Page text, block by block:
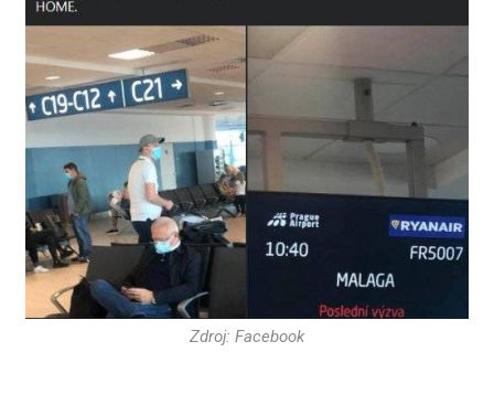
Zdroj: Facebook